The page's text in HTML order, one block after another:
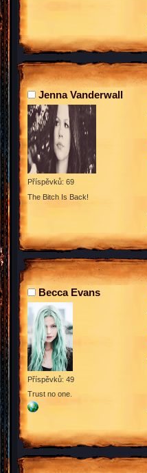
Jenna Vanderwall
Příspěvků: 69
The Bitch Is Back!
Becca Evans
Příspěvků: 49
Trust no one.